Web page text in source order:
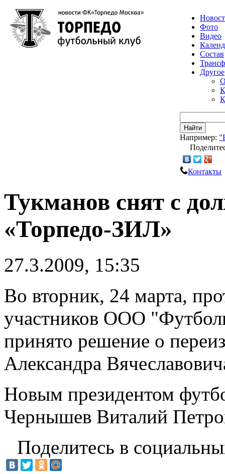
Фото
Видео
Состав
Другое
Найти
Например:
Контакты
Тукманов снят с
«Торпедо-ЗИЛ»
27.3.2009, 15:35
Во вторник, 24 марта,
участников ООО
принято решение о
Александра
Новым президентом
Чернышев Виталий
Поделитесь в